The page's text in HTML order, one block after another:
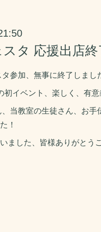
タ 応援出店終
参加、無事に終了しまし
初イベント、楽しく、有意
当教室の生徒さん、お手
！
ました、皆様ありがとう